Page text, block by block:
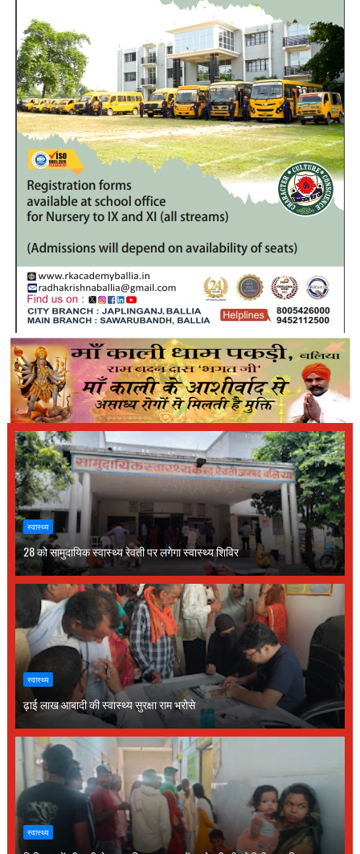
स्वास्थ्य
28 को सामुदायिक स्वास्थ्य रेवती पर लगेगा स्वास्थ्य शिविर
स्वास्थ्य
ढ़ाई लाख आबादी की स्वास्थ्य सुरक्षा राम भरोसे
स्वास्थ्य